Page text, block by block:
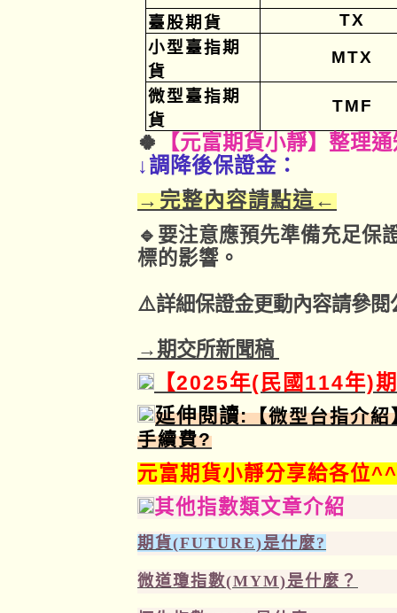
臺股期貨
TX
小型臺指期
貨
MTX
微型臺指期
貨
TMF
🍀
【元富期貨小靜】整理
↓調降後保證金：
→完整內容請點這←
🔹要注意應預先準備充足保
標的影響。
⚠️詳細保證金更動內容請參閱
→期交所新聞稿
【2025年(民國114年)
延伸閱讀:【微型台指介
手續費?
元富期貨小靜分享給各位^^
其他指數類文章介紹
期貨(FUTURE)是什麼?
微道瓊指數(MYM)是什麼？